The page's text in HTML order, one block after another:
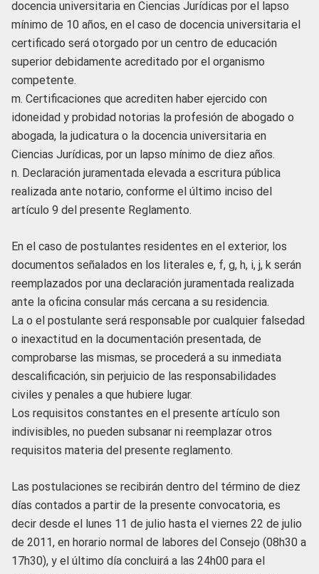
docencia universitaria en Ciencias Jurídicas por el lapso
mínimo de 10 años, en el caso de docencia universitaria el
certificado será otorgado por un centro de educación
superior debidamente acreditado por el organismo
competente.
m. Certificaciones que acrediten haber ejercido con
idoneidad y probidad notorias la profesión de abogado o
abogada, la judicatura o la docencia universitaria en
Ciencias Jurídicas, por un lapso mínimo de diez años.
n. Declaración juramentada elevada a escritura pública
realizada ante notario, conforme el último inciso del
artículo 9 del presente Reglamento.
En el caso de postulantes residentes en el exterior, los
documentos señalados en los literales e, f, g, h, i, j, k serán
reemplazados por una declaración juramentada realizada
ante la oficina consular más cercana a su residencia.
La o el postulante será responsable por cualquier falsedad
o inexactitud en la documentación presentada, de
comprobarse las mismas, se procederá a su inmediata
descalificación, sin perjuicio de las responsabilidades
civiles y penales a que hubiere lugar.
Los requisitos constantes en el presente artículo son
indivisibles, no pueden subsanar ni reemplazar otros
requisitos materia del presente reglamento.
Las postulaciones se recibirán dentro del término de diez
días contados a partir de la presente convocatoria, es
decir desde el lunes 11 de julio hasta el viernes 22 de julio
de 2011, en horario normal de labores del Consejo (08h30 a
17h30), y el último día concluirá a las 24h00 para el